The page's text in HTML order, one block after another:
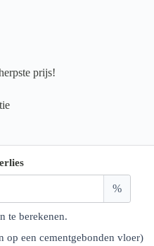
prijs!
%
te berekenen.
op een cementgebonden vloer)